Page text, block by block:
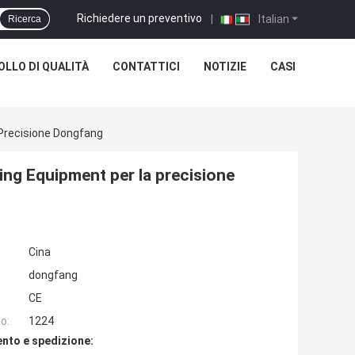
Italian
Richiedere un preventivo |
Ricerca
DI QUALITÀ CONTATTICI NOTIZIE CASI
Dongfang
Equipment per la precisione
Cina
dongfang
CE
1224
e spedizione: